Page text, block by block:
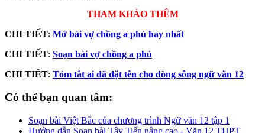
THAM KHẢO THÊM
CHI TIẾT: Mở bài vợ chồng a phủ hay nhất
CHI TIẾT: Soạn bài vợ chồng a phủ
CHI TIẾT: Tóm tắt ai đã đặt tên cho dòng sông ngữ văn 12
Có thể bạn quan tâm:
Soạn bài Việt Bắc của chương trình Ngữ văn 12 tập 1
Hướng dẫn Soạn bài Tây Tiến nâng cao - Văn 12 THPT